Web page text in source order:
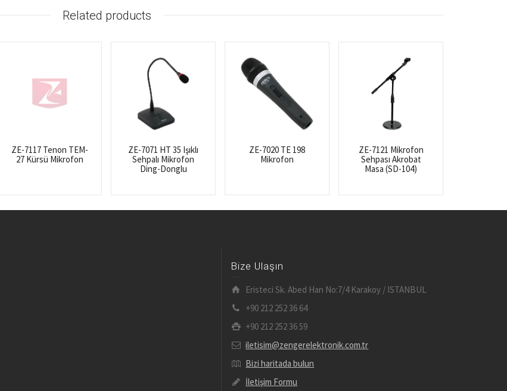
Related products
ZE-7117 Tenon TEM-
27 Kürsü Mikrofon
ZE-7071 HT 35 Işıklı
Sehpalı Mikrofon
Ding-Donglu
ZE-7020 TE 198
Mikrofon
ZE-7121 Mikrofon
Sehpası Akrobat
Masa (SD-104)
Bize Ulaşın
Eristeci Sk. Abed Han No:7/4 Karakoy / ISTANBUL
+90 212 252 36 64
+90 212 252 36 59
iletisim@zengerelektronik.com.tr
Bizi haritada bulun
İletişim Formu